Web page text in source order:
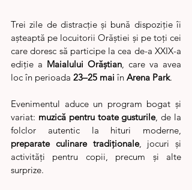
Trei zile de distracție și bună dispoziție îi
așteaptă pe locuitorii Orăștiei și pe toți cei
care doresc să participe la cea de-a XXIX-a
ediție a Maialului Orăștian , care va avea
loc în perioada 23–25 mai în Arena Park.
Evenimentul aduce un program bogat și
variat: muzică pentru toate gusturile, de la
preparate culinare tradiționale, jocuri și
activități pentru copii, precum și alte
surprize.